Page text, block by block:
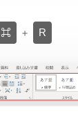
⌘ ＋ R